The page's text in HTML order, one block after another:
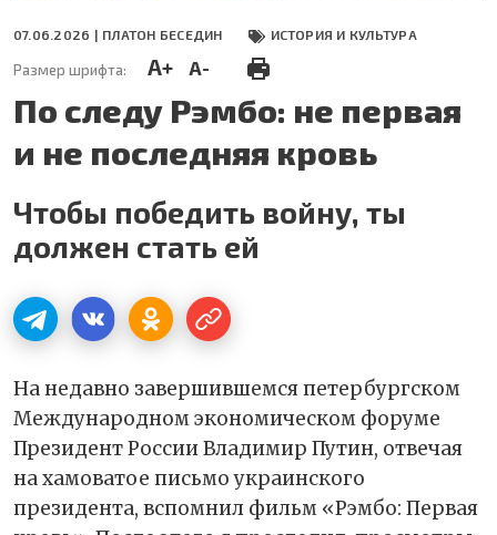
07.06.2026 | ПЛАТОН БЕСЕДИН ИСТОРИЯ И КУЛЬТУРА
Размер шрифта: A+ A-
По следу Рэмбо: не первая
и не последняя кровь
Чтобы победить войну, ты
должен стать ей
На недавно завершившемся петербургском
Международном экономическом форуме
Президент России Владимир Путин, отвечая
на хамоватое письмо украинского
президента, вспомнил фильм «Рэмбо: Первая